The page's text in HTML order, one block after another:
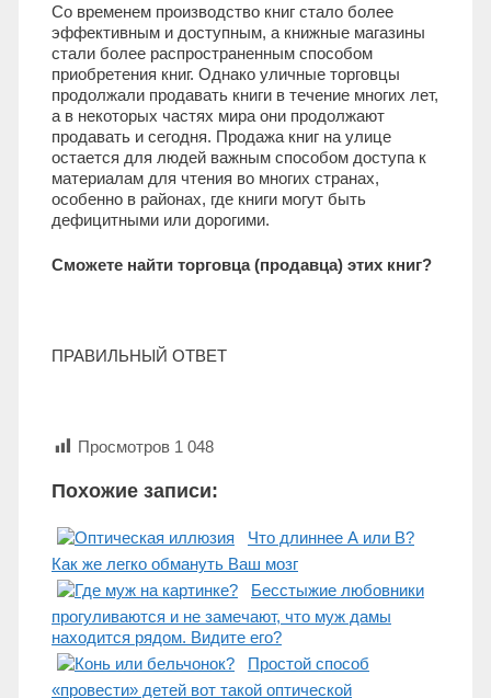
Со временем производство книг стало более
эффективным и доступным, а книжные магазины
стали более распространенным способом
приобретения книг. Однако уличные торговцы
продолжали продавать книги в течение многих лет,
а в некоторых частях мира они продолжают
продавать и сегодня. Продажа книг на улице
остается для людей важным способом доступа к
материалам для чтения во многих странах,
особенно в районах, где книги могут быть
дефицитными или дорогими.
Сможете найти торговца (продавца) этих книг?
ПРАВИЛЬНЫЙ ОТВЕТ
Просмотров 1 048
Похожие записи:
Что длиннее А или В?
Как же легко обмануть Ваш мозг
Бесстыжие любовники
прогуливаются и не замечают, что муж дамы
находится рядом. Видите его?
Простой способ
«провести» детей вот такой оптической